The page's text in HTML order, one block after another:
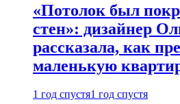
«Потолок был
стен»: дизайнер
рассказала, как
маленькую
1 год спустя1 год спустя